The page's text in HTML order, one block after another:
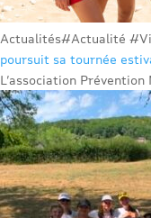
Actualités#Actualité
poursuit sa tournée
L’association Prévention